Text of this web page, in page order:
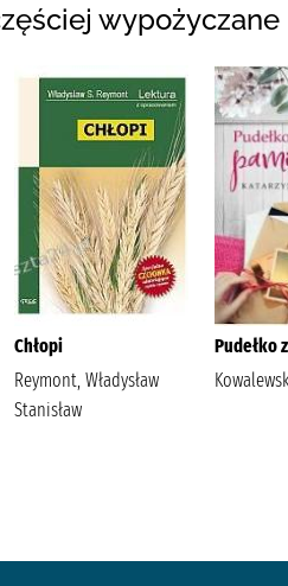
wypożyczane
Chłopi
Reymont, Władysław
Stanisław
Pudełko